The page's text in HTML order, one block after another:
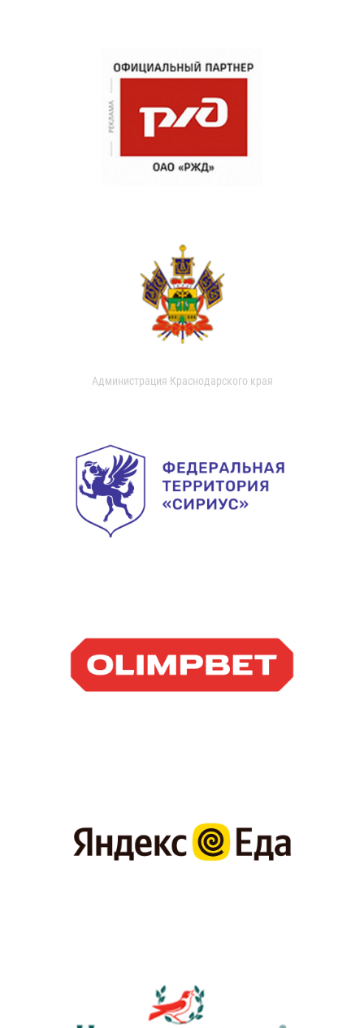
Администрация Краснодарского края